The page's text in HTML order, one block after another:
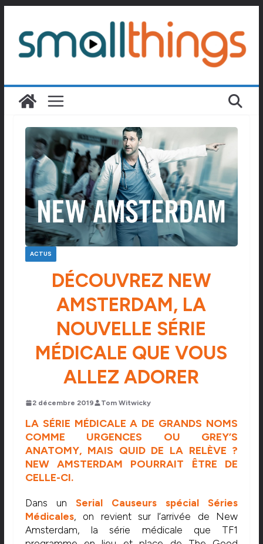
contenu
ACTUS
DÉCOUVREZ NEW
AMSTERDAM, LA
NOUVELLE SÉRIE
MÉDICALE QUE VOUS
ALLEZ ADORER
2 décembre 2019 Tom Witwicky
LA SÉRIE MÉDICALE A DE GRANDS NOMS
COMME URGENCES OU GREY’S
ANATOMY, MAIS QUID DE LA RELÈVE ?
NEW AMSTERDAM POURRAIT ÊTRE DE
CELLE-CI.
Dans un Serial Causeurs spécial Séries
Médicales, on revient sur l’arrivée de New
Amsterdam, la série médicale que TF1